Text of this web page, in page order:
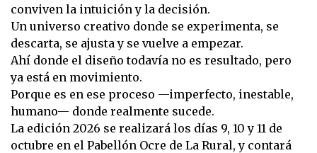
conviven la intuición y la decisión.
Un universo creativo donde se experimenta, se
descarta, se ajusta y se vuelve a empezar.
Ahí donde el diseño todavía no es resultado, pero
ya está en movimiento.
Porque es en ese proceso —imperfecto, inestable,
humano— donde realmente sucede.
La edición 2026 se realizará los días 9, 10 y 11 de
octubre en el Pabellón Ocre de La Rural, y contará